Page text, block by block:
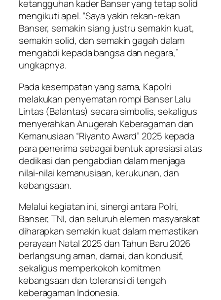
ketangguhan kader Banser yang tetap solid
mengikuti apel. “Saya yakin rekan-rekan
Banser, semakin siang justru semakin kuat,
semakin solid, dan semakin gagah dalam
mengabdi kepada bangsa dan negara,”
ungkapnya.
Pada kesempatan yang sama, Kapolri
melakukan penyematan rompi Banser Lalu
Lintas (Balantas) secara simbolis, sekaligus
menyerahkan Anugerah Keberagaman dan
Kemanusiaan “Riyanto Award” 2025 kepada
para penerima sebagai bentuk apresiasi atas
dedikasi dan pengabdian dalam menjaga
nilai-nilai kemanusiaan, kerukunan, dan
kebangsaan.
Melalui kegiatan ini, sinergi antara Polri,
Banser, TNI, dan seluruh elemen masyarakat
diharapkan semakin kuat dalam memastikan
perayaan Natal 2025 dan Tahun Baru 2026
berlangsung aman, damai, dan kondusif,
sekaligus memperkokoh komitmen
kebangsaan dan toleransi di tengah
keberagaman Indonesia.